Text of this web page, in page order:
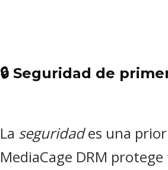
🔒 Seguridad de
La seguridades una
MediaCage DRM